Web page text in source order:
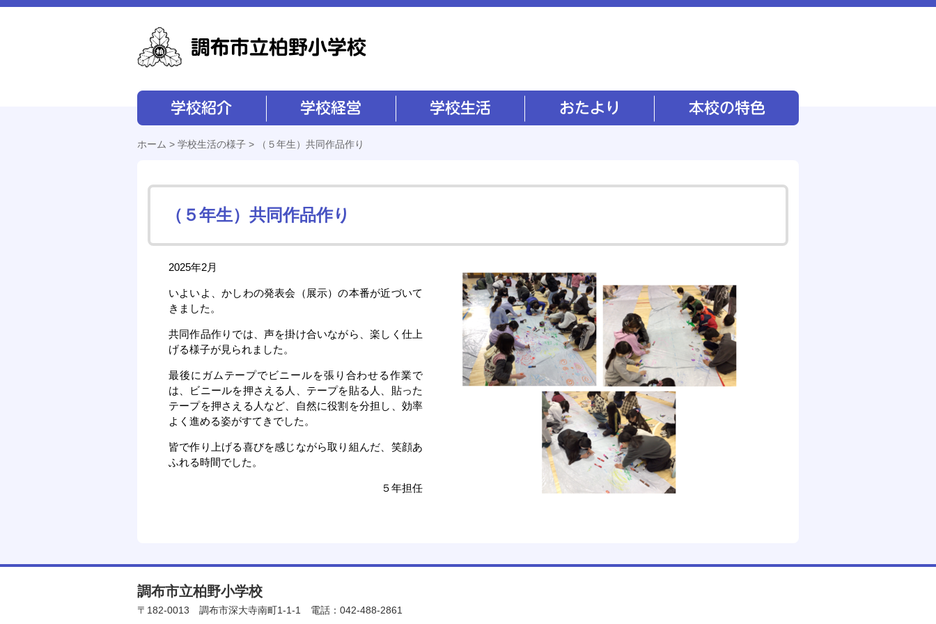
ホーム > 学校生活の様子 > （５年生）共同作品作り
（５年生）共同作品作り
2025年2月
いよいよ、かしわの発表会（展示）の本番が近づいて
きました。
共同作品作りでは、声を掛け合いながら、楽しく仕上
げる様子が見られました。
最後にガムテープでビニールを張り合わせる作業で
は、ビニールを押さえる人、テープを貼る人、貼った
テープを押さえる人など、自然に役割を分担し、効率
よく進める姿がすてきでした。
皆で作り上げる喜びを感じながら取り組んだ、笑顔あ
ふれる時間でした。
５年担任
調布市立柏野小学校
〒182-0013 調布市深大寺南町1-1-1 電話：042-488-2861